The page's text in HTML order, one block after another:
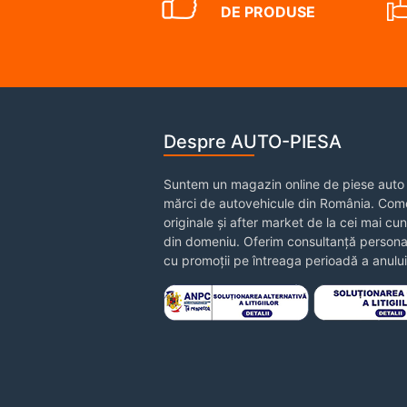
DE PRODUSE
Despre AUTO-PIESA
Suntem un magazin online de piese
mărci de autovehicule din România.
originale și after market de la cei mai
din domeniu. Oferim consultanță
cu promoții pe întreaga perioadă a